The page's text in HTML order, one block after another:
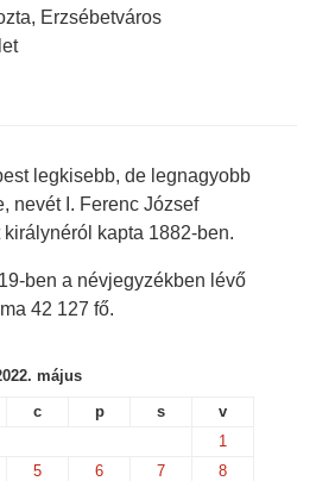
Erzsébetváros
legkisebb, de legnagyobb
nevét I. Ferenc József
kapta 1882-ben.
ben a névjegyzékben lévő
42 127 fő.
május
c p s
v
1
5 6 7
8